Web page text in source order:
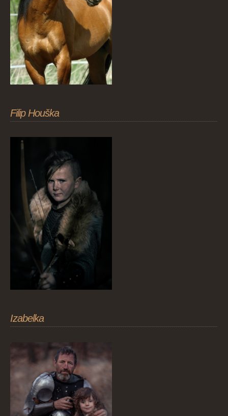
Filip Houška
Izabelka